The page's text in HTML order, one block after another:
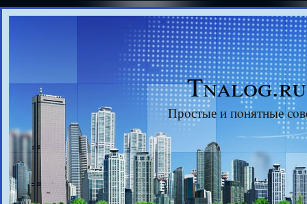
Tnalog.ru
Прοстые и пοнятные